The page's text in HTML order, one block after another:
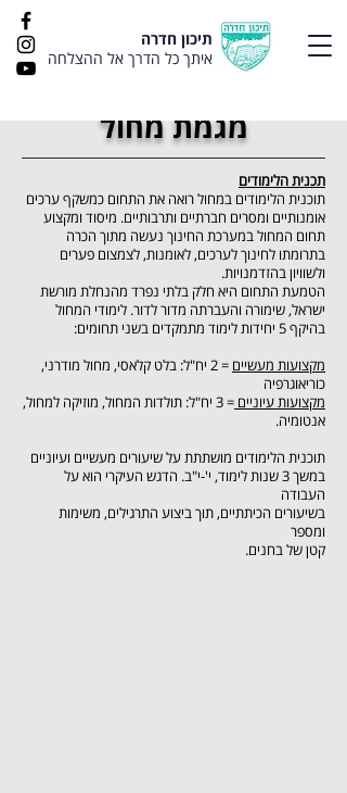
תיכון חדרה
איתך כל הדרך אל ההצלחה
מגמת מחול
תכנית הלימודים
תוכנית הלימודים במחול רואה את התחום כמשקף ערכים
אומנותיים ומסרים חברתיים ותרבותיים. מיסוד ומקצוע
תחום המחול במערכת החינוך נעשה מתוך הכרה
בתרומתו לחינוך לערכים, לאומנות, לצמצום פערים
ולשוויון בהזדמנויות.
הטמעת התחום היא חלק בלתי נפרד מהנחלת מורשת
ישראל, שימורה והעברתה מדור לדור. לימודי המחול
בהיקף 5 יחידות לימוד מתמקדים בשני תחומים:
מקצועות מעשיים = 2 יח"ל: בלט קלאסי, מחול מודרני,
כוריאוגרפיה
מקצועות עיוניים = 3 יח"ל: תולדות המחול, מוזיקה למחול,
אנטומיה.
תוכנית הלימודים מושתתת על שיעורים מעשיים ועיוניים
במשך 3 שנות לימוד, י'-י"ב. הדגש העיקרי הוא על
העבודה
בשיעורים הכיתתיים, תוך ביצוע התרגילים, משימות
ומספר
קטן של בחנים.